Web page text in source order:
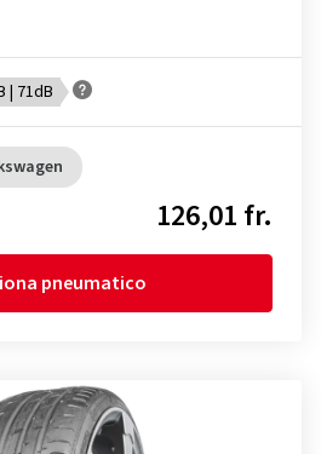
| 71dB
126,01 fr.
pneumatico